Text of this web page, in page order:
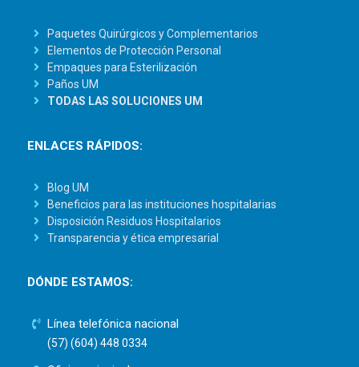
Paquetes Quirúrgicos y Complementarios
Elementos de Protección Personal
Empaques para Esterilización
Paños UM
TODAS LAS SOLUCIONES UM
ENLACES RÁPIDOS:
Blog UM
Beneficios para las instituciones hospitalarias
Disposición Residuos Hospitalarios
Transparencia y ética empresarial
DÓNDE ESTAMOS:
Línea telefónica nacional
(57) (604) 448 0334